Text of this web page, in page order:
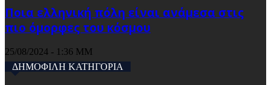
Ποια ελληνική πόλη είναι ανάμεσα στις
πιο όμορφες του κόσμου
25/08/2024 - 1:36 ΜΜ
ΔΗΜΟΦΙΛΗ ΚΑΤΗΓΟΡΙΑ